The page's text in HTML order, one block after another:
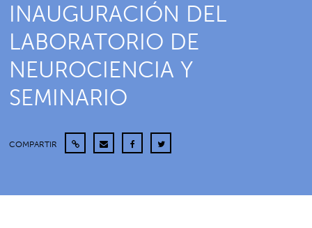
INAUGURACIÓN DEL
LABORATORIO DE
NEUROCIENCIA Y
SEMINARIO
COMPARTIR